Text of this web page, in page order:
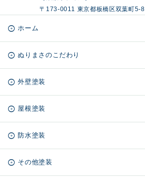
〒173-0011 東京都板橋区双葉町5-8
ホーム
ぬりまさのこだわり
外壁塗装
屋根塗装
防水塗装
その他塗装